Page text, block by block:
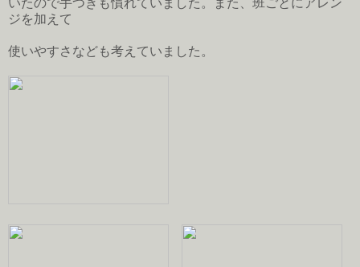
いたので手つきも慣れていました。また、班ごとにアレン
ジを加えて
使いやすさなども考えていました。